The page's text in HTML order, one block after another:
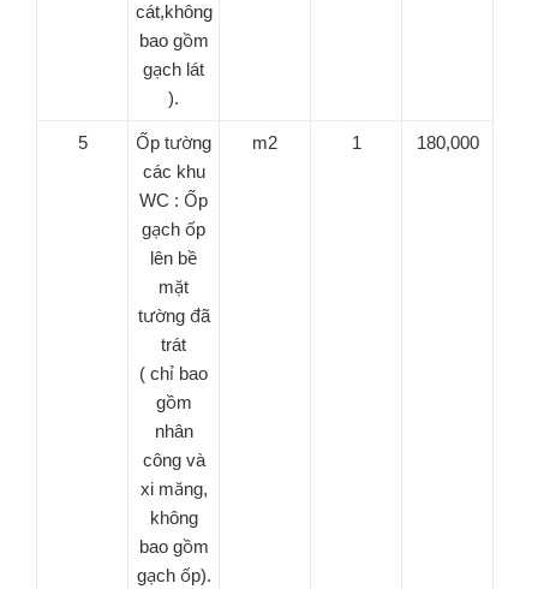
cát,không
bao gồm
gạch lát
).
5
Ốp tường
các khu
WC : Ốp
gạch ốp
lên bề
mặt
tường đã
trát
( chỉ bao
gồm
nhân
công và
xi măng,
không
bao gồm
gạch ốp).
m2 1 180,000